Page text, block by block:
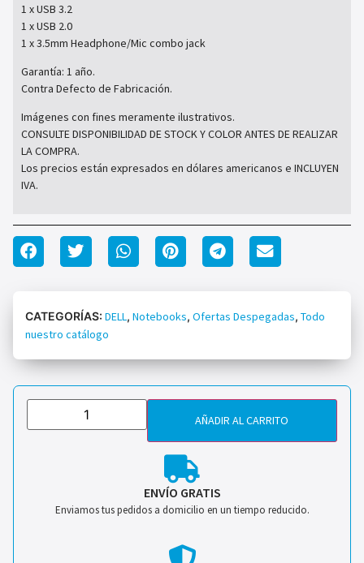
1 x USB 3.2
1 x USB 2.0
1 x 3.5mm Headphone/Mic combo jack
Garantía: 1 año.
Contra Defecto de Fabricación.
Imágenes con fines meramente ilustrativos.
CONSULTE DISPONIBILIDAD DE STOCK Y COLOR ANTES DE REALIZAR
LA COMPRA.
Los precios están expresados en dólares americanos e INCLUYEN
IVA.
CATEGORÍAS: DELL, Notebooks, Ofertas Despegadas, Todo
nuestro catálogo
AÑADIR AL CARRITO
ENVÍO GRATIS
Enviamos tus pedidos a domicilio en un tiempo reducido.